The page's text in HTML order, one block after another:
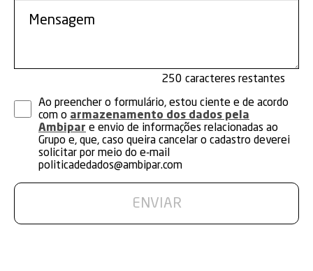
250
Ao preencher o formulário, estou ciente e de acordo
com o armazenamento dos dados pela
Ambipar e envio de informações relacionadas ao
Grupo e, que, caso queira cancelar o cadastro deverei
solicitar por meio do e-mail
politicadedados@ambipar.com